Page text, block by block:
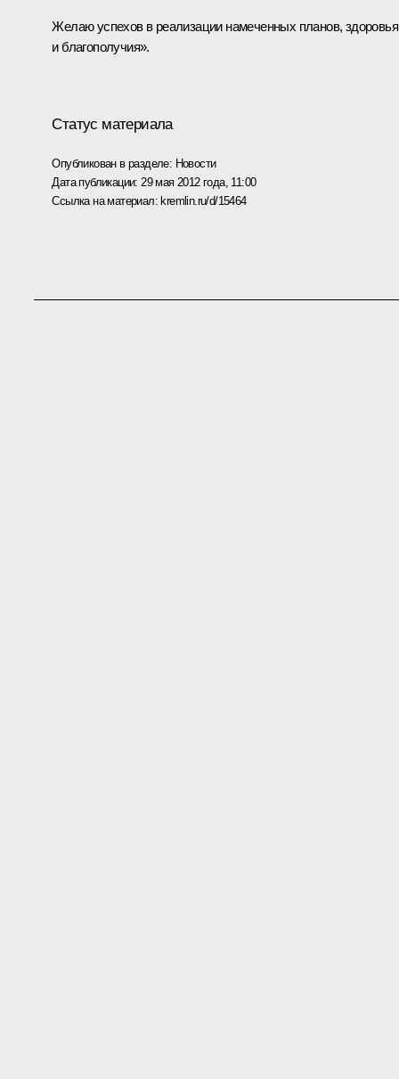
Желаю успехов в реализации намеченных планов, здоровья
и благополучия».
Статус материала
Опубликован в разделе: Новости
Дата публикации: 29 мая 2012 года, 11:00
Ссылка на материал: kremlin.ru/d/15464